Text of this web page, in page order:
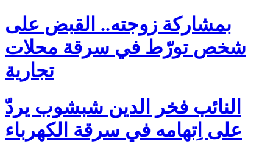
بمشاركة زوجته.. القبض على
شخص تورّط في سرقة محلات
تجارية
النائب فخر الدين شبشوب يردّ
على اِتهامه في سرقة الكهرباء